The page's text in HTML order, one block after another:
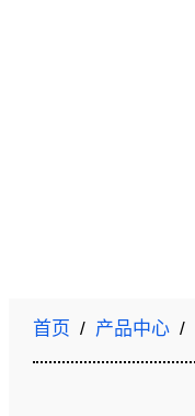
首页 / 产品中心/